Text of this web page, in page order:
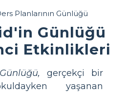
Günlüğü
Etkinlikleri
gerçekçi bir
yaşanan